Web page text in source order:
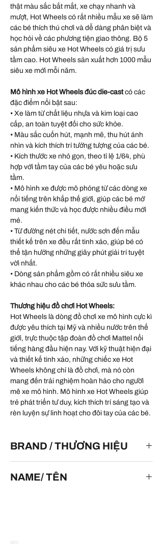
thật màu sắc bắt mắt, xe chạy nhanh và
mượt, Hot Wheels có rất nhiều mẫu xe sẽ làm
các bé thích thú chơi và dễ dàng phân biệt và
học hỏi về các phương tiện giao thông. Bộ 5
sản phẩm siêu xe Hot Wheels có giá trị sưu
tầm cao. Hot Wheels sản xuất hơn 1000 mẫu
siêu xe mới mỗi năm.
Mô hình xe Hot Wheels đúc die-castcó các
đặc điểm nổi bật sau:
• Xe làm từ chất liệu nhựa và kim loại cao
cấp, an toàn tuyệt đối cho sức khỏe.
• Màu sắc cuốn hút, mạnh mẽ, thu hút ánh
nhìn và kích thích trí tưởng tượng của các bé.
• Kích thước xe nhỏ gọn, theo tỉ lệ 1/64, phù
hợp với tầm tay của các bé yêu hoặc sưu
tầm.
• Mô hình xe được mô phỏng từ các dòng xe
nổi tiếng trên khắp thế giới, giúp các bé mở
mang kiến thức và học được nhiều điều mới
mẻ.
• Từ đường nét chi tiết, nước sơn đến mẫu
thiết kế trên xe đều rất tinh xảo, giúp bé có
thể tận hưởng những giây phút giải trí tuyệt
vời nhất.
• Dòng sản phẩm gồm có rất nhiều siêu xe
khác nhau cho các bé thỏa sức sưu tầm.
Thương hiệu đồ chơi Hot Wheels:
Hot Wheels là dòng đồ chơi xe mô hình cực kì
được yêu thích tại Mỹ và nhiều nước trên thế
giới, trực thuộc tập đoàn đồ chơi Mattel nổi
tiếng hàng đầu hiện nay. Với kỹ thuật hiện đại
và thiết kế tinh xảo, những chiếc xe Hot
Wheels không chỉ là đồ chơi, mà nó còn
mang đến trải nghiệm hoàn hảo cho người
mê xe mô hình. Mô hình xe Hot Wheels giúp
trẻ phát triển tư duy, kích thích trí sáng tạo và
rèn luyện sự linh hoạt cho đôi tay của các bé.
BRAND / THƯƠNG HIỆU
NAME/ TÊN
SEO